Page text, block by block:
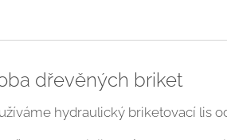
dřevěných briket
hydraulický briketovací lis